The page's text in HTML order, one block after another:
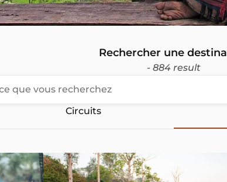
Rechercher une
- 884 result
Circuits